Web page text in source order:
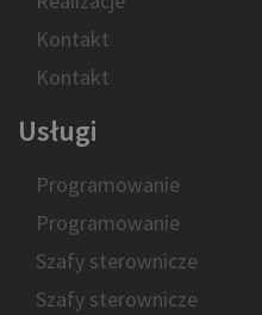
Kontakt
Kontakt
Usługi
Programowanie
Programowanie
Szafy sterownicze
Szafy sterownicze